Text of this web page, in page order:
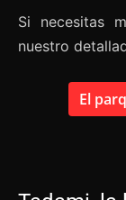
Si necesitas
nuestro
El